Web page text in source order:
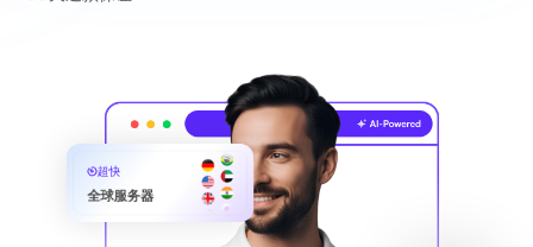
超快
全球服务器